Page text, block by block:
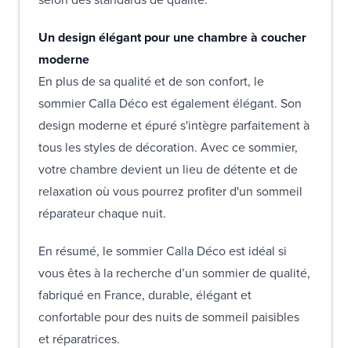
Un design élégant pour une chambre à coucher
moderne
En plus de sa qualité et de son confort, le
sommier Calla Déco est également élégant. Son
design moderne et épuré s'intègre parfaitement à
tous les styles de décoration. Avec ce sommier,
votre chambre devient un lieu de détente et de
relaxation où vous pourrez profiter d'un sommeil
réparateur chaque nuit.
En résumé, le sommier Calla Déco est idéal si
vous êtes à la recherche d’un sommier de qualité,
fabriqué en France, durable, élégant et
confortable pour des nuits de sommeil paisibles
et réparatrices.